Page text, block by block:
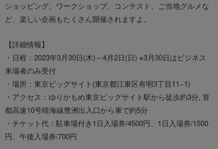
ショッピング、ワークショップ、コンテスト、ご当地グルメな
ど、楽しい企画もたくさん開催されますよ。
【詳細情報】
・日程：2023年3月30日(木)～4月2日(日) ※3月30日はビジネス
来場者のみ受付
・場所：東京ビッグサイト(東京都江東区有明3丁目11−1)
・アクセス：ゆりかもめ東京ビッグサイト駅から徒歩約3分, 首
都高速10号晴海線豊洲出入口から車で約5分
・チケット代：駐車場付き1日入場券/4500円、1日入場券/1500
円、午後入場券/700円